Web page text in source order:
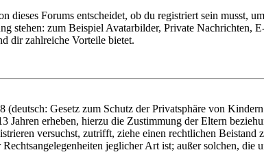
Forums entscheidet, ob du registriert sein musst,
stehen: zum Beispiel Avatarbilder, Private Nachrichten,
dir zahlreiche Vorteile bietet.
Gesetz zum Schutz der Privatsphäre von
erheben, hierzu die Zustimmung der Eltern
versuchst, zutrifft, ziehe einen rechtlichen
jeglicher Art ist; außer solchen,